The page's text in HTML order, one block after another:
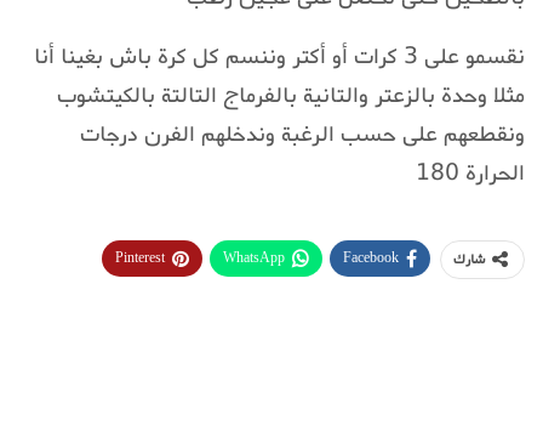
نقسمو على 3 كرات أو أكتر وننسم كل كرة باش بغينا أنا
مثلا وحدة بالزعتر والتانية بالفرماج التالتة بالكيتشوب
ونقطعهم على حسب الرغبة وندخلهم الفرن درجات
الحرارة 180
شارك Facebook
WhatsApp
Pinterest